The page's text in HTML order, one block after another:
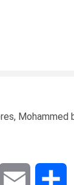
Mohammed
LinkedIn Email